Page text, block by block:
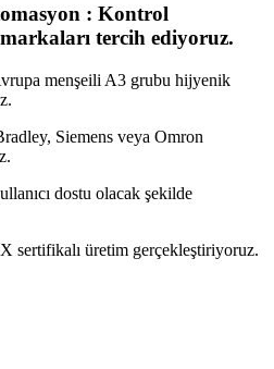
: Kontrol
tercih ediyoruz.
menşeili A3 grubu hijyenik
Siemens veya Omron
dostu olacak şekilde
sertifikalı üretim gerçekleştiriyoruz.